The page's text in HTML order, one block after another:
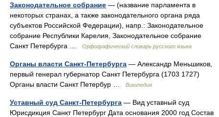
Законодательное собрание — (название парламента в
некоторых странах, а также законодательного органа ряда
субъектов Российской Федерации), напр.: Законодательное
собрание Республики Карелия, Законодательное собрание
Санкт Петербурга …
Орфографический словарь русского языка
Органы власти Санкт-Петербурга — Александр Меньшиков,
первый генерал губернатор Санкт Петербурга (1703 1727)
Органы власти Санкт Петербур …
Википедия
Уставный суд Санкт-Петербурга — Вид уставный суд
Юрисдикция Санкт Петербург Дата основания 2000 год Состав